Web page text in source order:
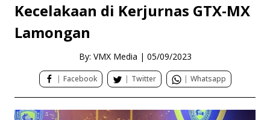
Kecelakaan di Kerjurnas GTX-MX
Lamongan
By: VMX Media | 05/09/2023
| Facebook | Twitter | Whatsapp